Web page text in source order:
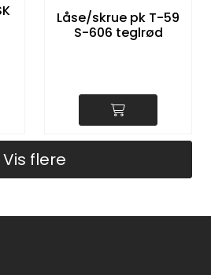
Låse/skrue pk T-59
S-606 teglrød
Vis flere